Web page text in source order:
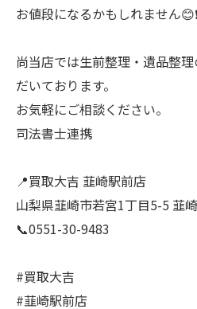
お値段になるかもしれません
尚当店では生前整理・遺品整
だいております。
お気軽にご相談ください。
司法書士連携
📍買取大吉 韮崎駅前店
山梨県韮崎市若宮1丁目5-5 韮
📞0551-30-9483
#買取大吉
#韮崎駅前店